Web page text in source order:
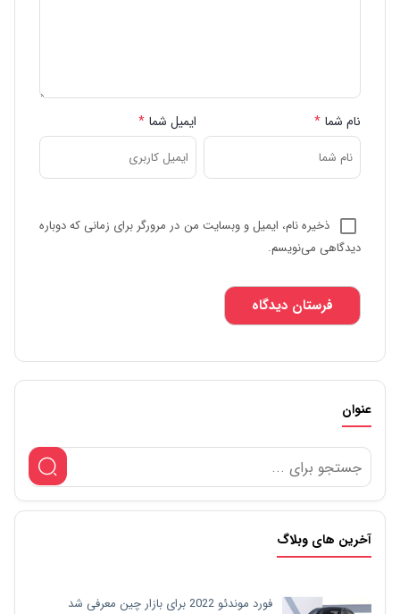
نام شما * ایمیل شما *
ذخیره نام، ایمیل و وبسایت من در مرورگر برای زمانی که دوباره
دیدگاهی می‌نویسم.
عنوان
آخرین های وبلاگ
فورد موندئو 2022 برای بازار چین معرفی شد